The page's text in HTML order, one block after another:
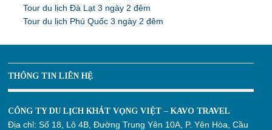
Tour du lịch Đà Lạt 3 ngày 2 đêm
Tour du lịch Phú Quốc 3 ngày 2 đêm
THÔNG TIN LIÊN HỆ
CÔNG TY DU LỊCH KHÁT VỌNG VIỆT – KAVO TRAVEL
Địa chỉ:Số 18, Lô 4B, Đường Trung Yên 10A, P. Yên Hòa, Cầu